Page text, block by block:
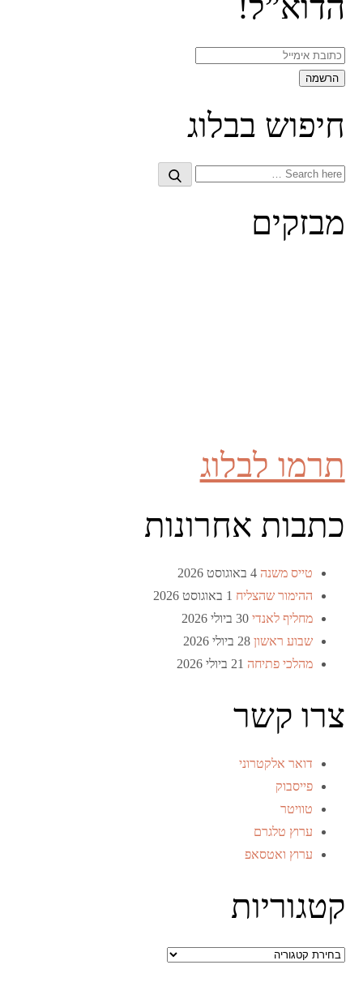
הדוא”ל!
חיפוש בבלוג
Search
Search
מבזקים
תרמו לבלוג
כתבות אחרונות
טייס משנה 4 באוגוסט 2026
ההימור שהצליח 1 באוגוסט 2026
מחליף לאנדי 30 ביולי 2026
שבוע ראשון 28 ביולי 2026
מהלכי פתיחה 21 ביולי 2026
צרו קשר
דואר אלקטרוני
פייסבוק
טוויטר
ערוץ טלגרם
ערוץ ואטסאפ
קטגוריות
קטגוריות